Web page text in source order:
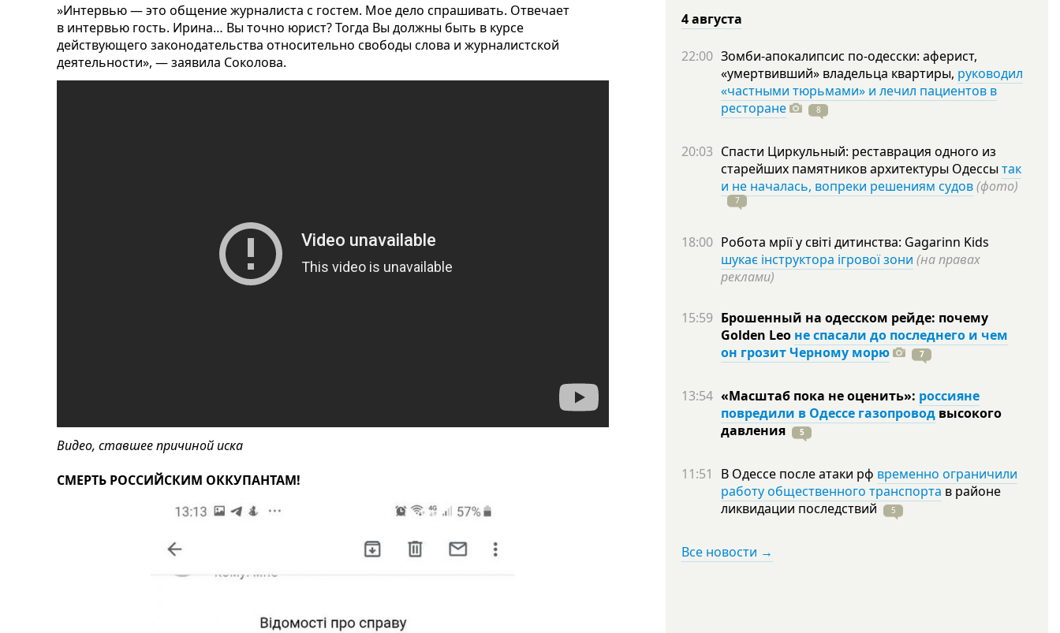
»Интервью — это общение журналиста с гостем. Мое дело спрашивать. Отвечает
в интервью гость. Ирина… Вы точно юрист? Тогда Вы должны быть в курсе
действующего законодательства относительно свободы слова и журналистской
деятельности», — заявила Соколова.
Видео, ставшее причиной иска
СМЕРТЬ РОССИЙСКИМ ОККУПАНТАМ!
4 августа
22:00 Зомби-апокалипсис по-одесски: аферист,
«умертвивший» владельца квартиры, руководил
«частными тюрьмами» и лечил пациентов в
ресторане
8
20:03 Спасти Циркульный: реставрация одного из
старейших памятников архитектуры Одессы так
и не началась, вопреки решениям судов(фото)
7
18:00 Робота мрії у світі дитинства: Gagarinn Kids
шукає інструктора ігрової зони (на правах
реклами)
15:59 Брошенный на одесском рейде: почему
Golden Leo не спасали до последнего и чем
он грозит Черному морю
7
13:54 «Масштаб пока не оценить»: россияне
повредили в Одессе газопровод высокого
давления
5
11:51 В Одессе после атаки рф временно ограничили
работу общественного транспорта в районе
ликвидации последствий 5
Все новости →